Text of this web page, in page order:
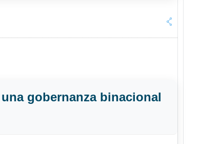
gobernanza binacional